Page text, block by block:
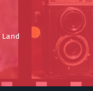
Land